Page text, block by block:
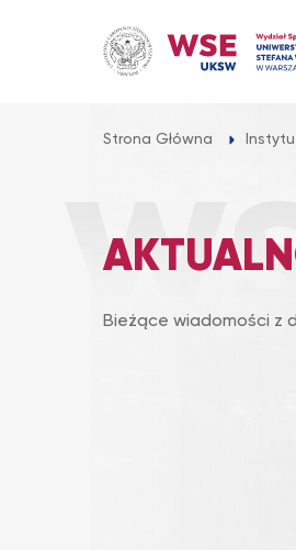
Strona Główna
Bieżące wiadomości z